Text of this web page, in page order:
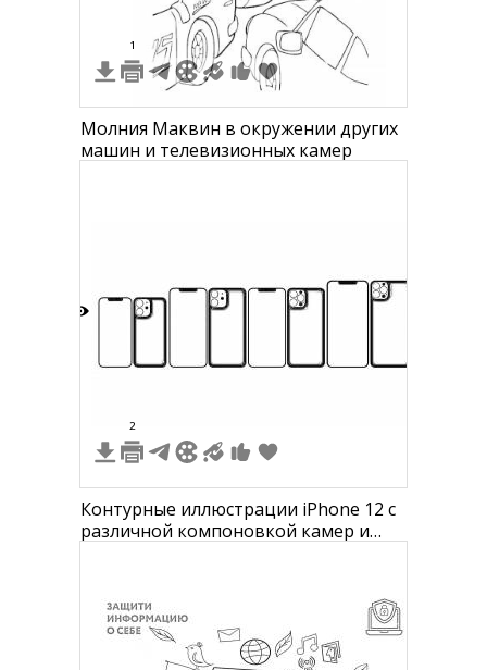
1
Молния Маквин в окружении других
машин и телевизионных камер
2
Контурные иллюстрации iPhone 12 с
различной компоновкой камер и